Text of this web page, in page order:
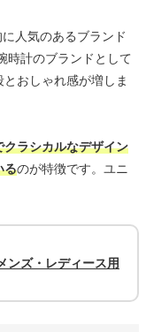
人気のあるブランド
時計のブランドとして
おしゃれ感が増しま
ラシカルなデザイン
るのが特徴です。ユニ
ンズ・レディース用